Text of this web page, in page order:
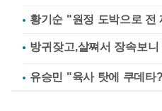
황기순 "원정 도박으로 전